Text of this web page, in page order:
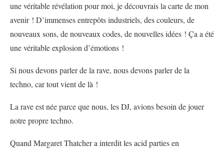
une véritable révélation pour moi, je découvrais la carte de mon
avenir ! D’immenses entrepôts industriels, des couleurs, de
nouveaux sons, de nouveaux codes, de nouvelles idées ! Ça a été
une véritable explosion d’émotions !
Si nous devons parler de la rave, nous devons parler de la
techno, car tout vient de là !
La rave est née parce que nous, les DJ, avions besoin de jouer
notre propre techno.
Quand Margaret Thatcher a interdit les acid parties en